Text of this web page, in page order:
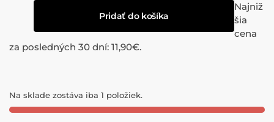
Pridať do košíka
Najniž
šia
cena
za posledných 30 dní: 11,90€.
Na sklade zostáva iba 1 položiek.